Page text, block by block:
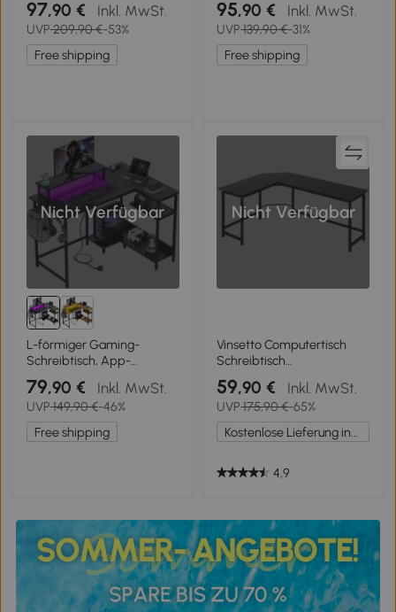
167.5x50x87.5 cm,
Schwarz
97,90 € Inkl. MwSt.
UVP209,90 €-53%
Free shipping
Monitorhalter, doppelte
offene Regale,
122x80x87.5 cm, Schwarz
95,90 € Inkl. MwSt.
UVP139,90 €-31%
Free shipping
Nicht Verfügbar
L-förmiger Gaming-
Schreibtisch, App-
steuerbare RGB-LED,
doppelte offene Regale,
111x80x87 cm, Schwarz
79,90 € Inkl. MwSt.
UVP149,90 €-46%
Free shipping
Nicht Verfügbar
Vinsetto Computertisch
Schreibtisch
Eckschreibtisch
höhenverstellbar Metall
Schwarz 168 x 120 x 75 cm
59,90 € Inkl. MwSt.
UVP175,90 €-65%
4,9